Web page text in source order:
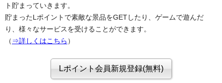
ト貯まっていきます。
貯まったLポイントで素敵な景品をGETしたり、ゲームで遊んだ
り、様々なサービスを受けることができます。
（ ⇒詳しくはこちら ）